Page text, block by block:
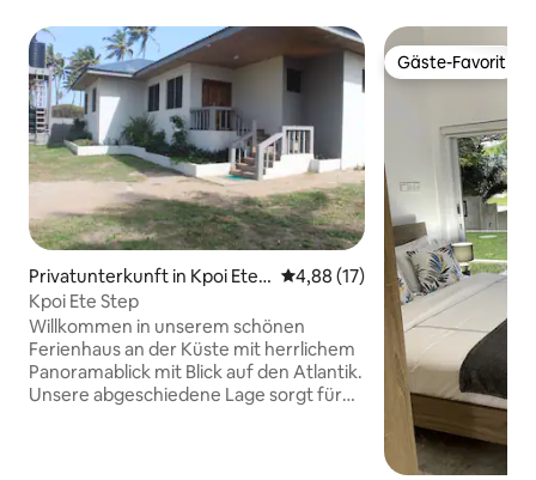
Privatunterkunft in Kpoi Ete S
tep
Durchschnittliche Bewertung:
4,88 (17)
Kpoi Ete Step
Willkommen in unserem schönen
Ferienhaus an der Küste mit herrlichem
Panoramablick mit Blick auf den Atlantik.
Unsere abgeschiedene Lage sorgt für
Gäste-Favorit
Gäste-Favorit